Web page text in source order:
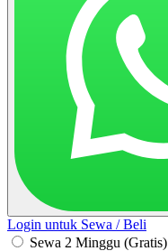
Login untuk Sewa / Beli
Sewa 2 Minggu (Gratis)